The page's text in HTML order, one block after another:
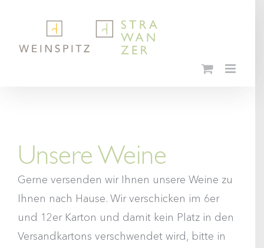
content
Unsere Weine
Gerne versenden wir Ihnen unsere Weine zu
Ihnen nach Hause. Wir verschicken im 6er
und 12er Karton und damit kein Platz in den
Versandkartons verschwendet wird, bitte in